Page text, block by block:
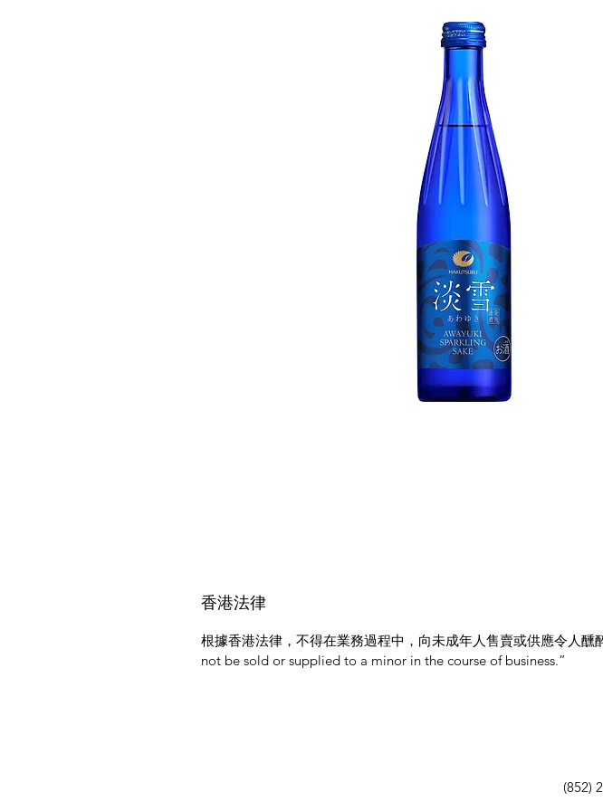
香港法律
根據香港法律，不得在業務過程中，向未成年人售賣或供應令人
not be sold or supplied to a minor in the course of business.”
(852)